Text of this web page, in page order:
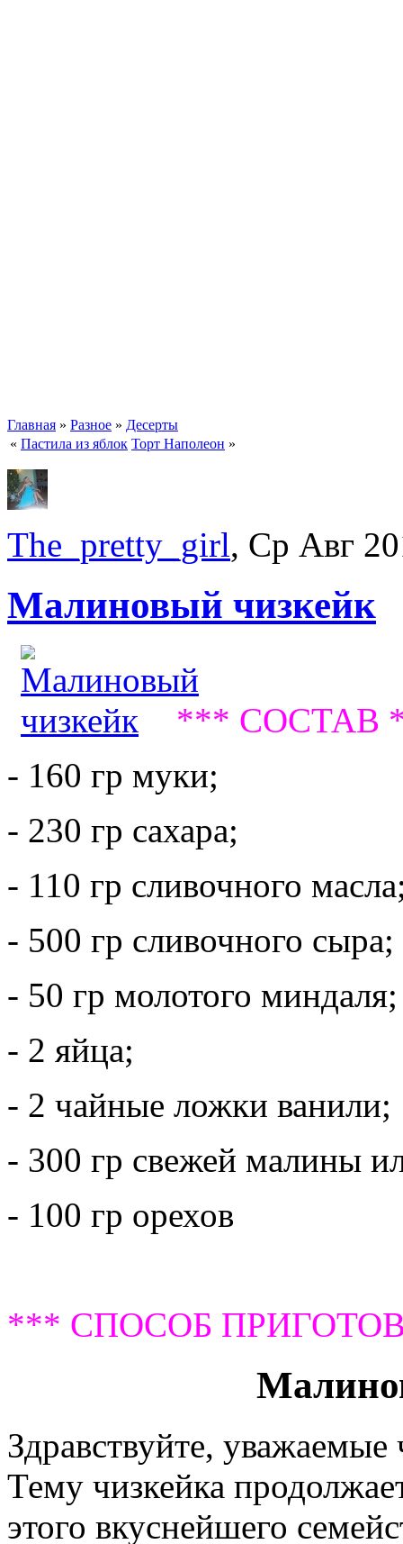
Главная » Разное » Десерты
« Пастила из яблок Торт Наполеон »
The_pretty_girl, Ср Авг
Малиновый чизкейк
*** СОСТАВ
- 160 гр муки;
- 230 гр сахара;
- 110 гр сливочного
- 500 гр сливочного сыра;
- 50 гр молотого миндаля;
- 2 яйца;
- 2 чайные ложки ванили;
- 300 гр свежей малины
- 100 гр орехов
*** СПОСОБ
Здравствуйте, уважаемые
Тему чизкейка
этого вкуснейшего